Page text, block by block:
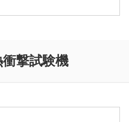
撃試験機